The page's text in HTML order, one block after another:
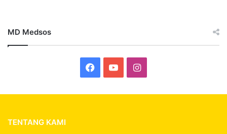
MD Medsos
Facebook
YouTubeInstagram
TENTANG KAMI